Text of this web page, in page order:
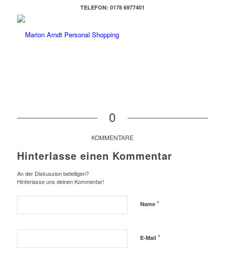
TELEFON: 0178 6977401
0
KOMMENTARE
Hinterlasse einen Kommentar
An der Diskussion beteiligen?
Hinterlasse uns deinen Kommentar!
Name *
E-Mail *